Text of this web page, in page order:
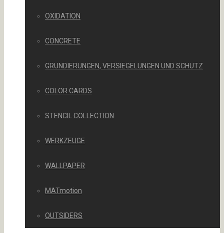
OXIDATION
CONCRETE
GRUNDIERUNGEN, VERSIEGELUNGEN UND SCHUTZ
COLOR CARDS
STENCIL COLLECTION
WERKZEUGE
WALLPAPER
MATmotion
OUTSIDERS